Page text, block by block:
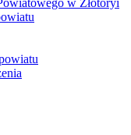
w Złotoryi